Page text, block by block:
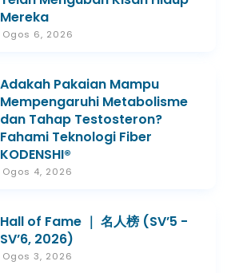
Mereka
Ogos 6, 2026
Adakah Pakaian Mampu
Mempengaruhi Metabolisme
dan Tahap Testosteron?
Fahami Teknologi Fiber
KODENSHI®
Ogos 4, 2026
Hall of Fame ｜ 名人榜 (SV’5 -
SV’6, 2026)
Ogos 3, 2026